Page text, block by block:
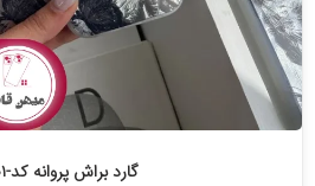
گارد براش پروانه کد-۱۲۳۲۰۱